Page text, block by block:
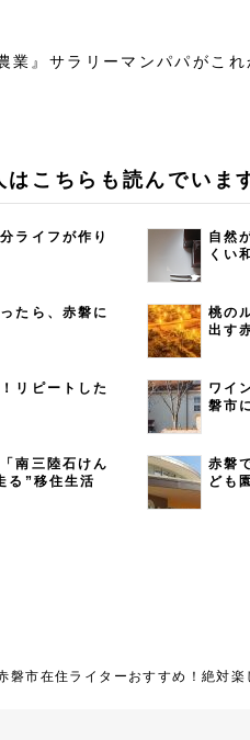
業』サラリーマンパパがこ
はこちらも読んでいま
ライフが作り
自然
くい
たら、赤磐に
桃の
出す
リピートした
ワイ
磐市
南三陸石けん
る”移住生活
赤磐
ども
磐市在住ライターおすすめ！絶対